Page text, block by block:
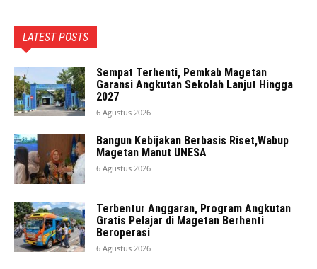
LATEST POSTS
Sempat Terhenti, Pemkab Magetan
Garansi Angkutan Sekolah Lanjut Hingga
2027
6 Agustus 2026
Bangun Kebijakan Berbasis Riset,Wabup
Magetan Manut UNESA
6 Agustus 2026
Terbentur Anggaran, Program Angkutan
Gratis Pelajar di Magetan Berhenti
Beroperasi
6 Agustus 2026